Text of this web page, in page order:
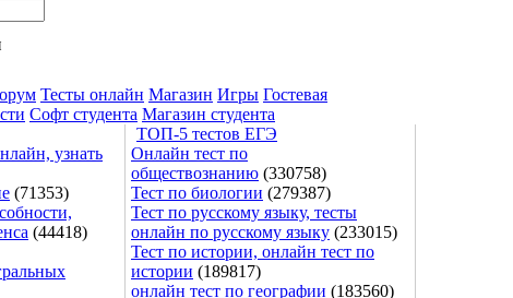
Тесты онлайн Магазин Игры Гостевая
Софт студента Магазин студента
ТОП-5 тестов ЕГЭ
узнать
(71353)
(44418)
Онлайн тест по
обществознанию (330758)
Тест по биологии (279387)
Тест по русскому языку, тесты
онлайн по русскому языку (233015)
Тест по истории, онлайн тест по
истории (189817)
онлайн тест по географии (183560)